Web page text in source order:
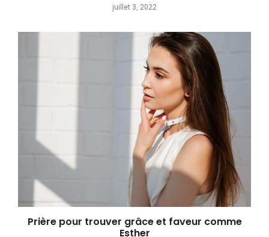
juillet 3, 2022
Prière pour trouver grâce et faveur comme
Esther